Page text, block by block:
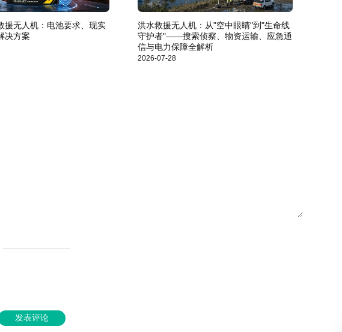
援无人机：电池要求、现实
决方案
洪水救援无人机：从"空中眼睛"到"生命线
守护者"——搜索侦察、物资运输、应急通
信与电力保障全解析
2026-07-28
发表评论